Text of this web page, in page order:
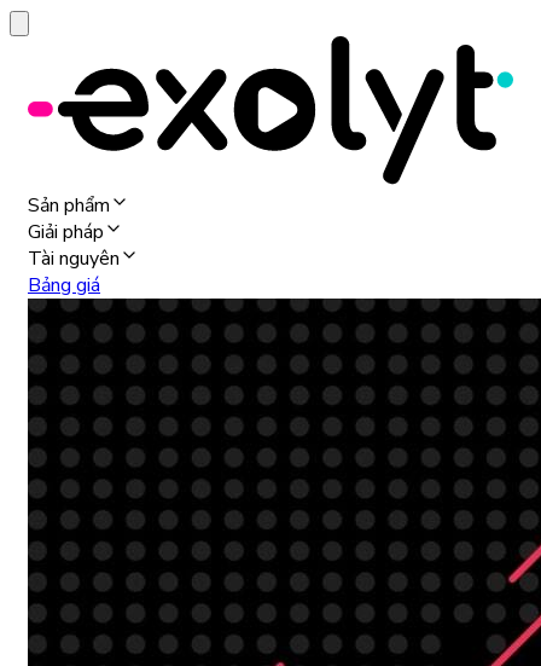
Sản phẩm
Giải pháp
Tài nguyên
Bảng giá